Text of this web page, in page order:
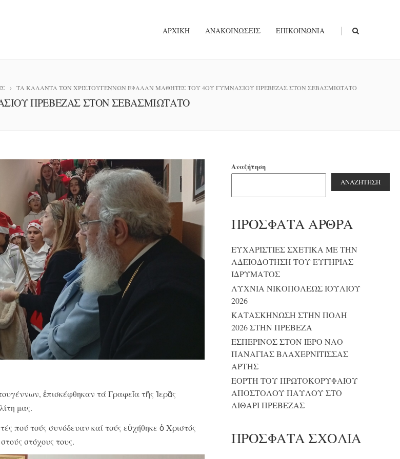
ΑΡΧΙΚΉ ΑΝΑΚΟΙΝΏΣΕΙΣ ΕΠΙΚΟΙΝΩΝΊΑ |
ΤΑ ΚΑΛΑΝΤΑ ΤΩΝ ΧΡΙΣΤΟΥΓΕΝΝΩΝ ΕΨΑΛΑΝ ΜΑΘΗΤΕΣ ΤΟΥ 4ΟΥ ΓΥΜΝΑΣΙΟΥ ΠΡΕΒΕΖΑΣ ΣΤΟΝ ΣΕΒΑΣΜΙΩΤΑΤΟ
ΠΡΕΒΕΖΑΣ ΣΤΟΝ ΣΕΒΑΣΜΙΩΤΑΤΟ
ἐπισκέφθηκαν τά Γραφεῖα τῆς Ἱερᾶς
μας.
τούς συνόδευαν καί τούς εὐχήθηκε ὁ Χριστός
στόχους τους.
Αναζήτηση
ΑΝΑΖΉΤΗΣΗ
ΠΡΌΣΦΑΤΑ ΆΡΘΡΑ
ΕΥΧΑΡΙΣΤΙΕΣ ΣΧΕΤΙΚΑ ΜΕ ΤΗΝ
ΑΔΕΙΟΔΟΤΗΣΗ ΤΟΥ ΕΥΓΗΡΙΑΣ
ΙΔΡΥΜΑΤΟΣ
ΛΥΧΝΙΑ ΝΙΚΟΠΟΛΕΩΣ ΙΟΥΛΙΟΥ
2026
ΚΑΤΑΣΚΗΝΩΣΗ ΣΤΗΝ ΠΟΛΗ
2026 ΣΤΗΝ ΠΡΕΒΕΖΑ
ΕΣΠΕΡΙΝΟΣ ΣΤΟΝ ΙΕΡΟ ΝΑΟ
ΠΑΝΑΓΙΑΣ ΒΛΑΧΕΡΝΙΤΙΣΣΑΣ
ΑΡΤΗΣ
ΕΟΡΤΗ ΤΟΥ ΠΡΩΤΟΚΟΡΥΦΑΙΟΥ
ΑΠΟΣΤΟΛΟΥ ΠΑΥΛΟΥ ΣΤΟ
ΛΙΘΑΡΙ ΠΡΕΒΕΖΑΣ
ΠΡΌΣΦΑΤΑ ΣΧΌΛΙΑ